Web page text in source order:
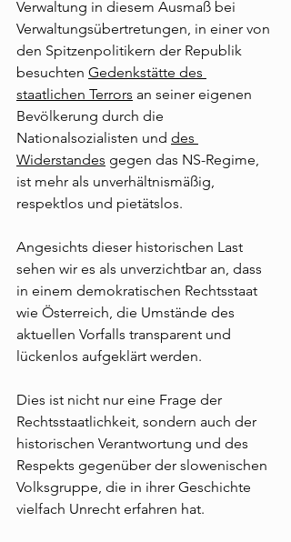
Verwaltung in diesem Ausmaß bei
Verwaltungsübertretungen, in einer von
den Spitzenpolitikern der Republik
besuchten Gedenkstätte des
staatlichen Terrors an seiner eigenen
Bevölkerung durch die
Nationalsozialisten und des
Widerstandes gegen das NS-Regime,
ist mehr als unverhältnismäßig,
respektlos und pietätslos.
Angesichts dieser historischen Last
sehen wir es als unverzichtbar an, dass
in einem demokratischen Rechtsstaat
wie Österreich, die Umstände des
aktuellen Vorfalls transparent und
lückenlos aufgeklärt werden.
Dies ist nicht nur eine Frage der
Rechtsstaatlichkeit, sondern auch der
historischen Verantwortung und des
Respekts gegenüber der slowenischen
Volksgruppe, die in ihrer Geschichte
vielfach Unrecht erfahren hat.